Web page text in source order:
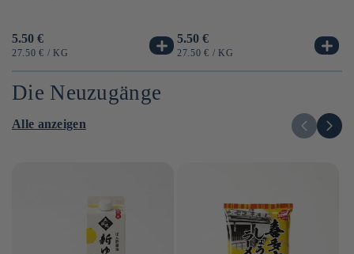
Normaler
Preis
5.50 €
GRUNDPREIS
27.50 € / PRO
KG
Normaler
Preis
5.50 €
GRUNDPREIS
27.50 € / PRO
KG
Die Neuzugänge
Alle anzeigen